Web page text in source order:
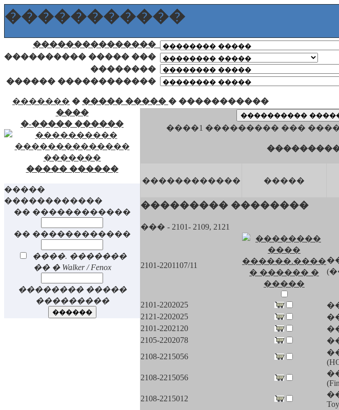
�����������
���������������
���������� ����� ���
��������
������ ������������
������� � ����� ����� � �����������
����
�-����� ������
����� ������
�����
������������
�� ������������
�� ������������
����. �������
�� � Walker / Fenox
�������� �����
���������
����1 ��������� ���
������������ �����
��������� ��������
��� - 2101- 2109, 2121
2101-2201107/11
2101-2202025
2121-2202025
2101-2202120
2105-2202078
2108-2215056
2108-2215056
2108-2215012